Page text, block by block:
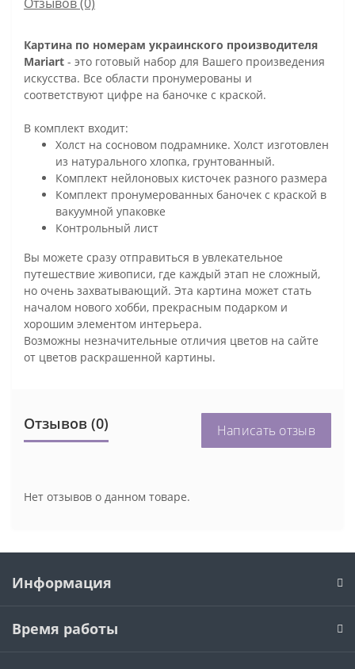
Картина по номерам украинского производителя
Mariart - это готовый набор для Вашего произведения
искусства. Все области пронумерованы и
соответствуют цифре на баночке с краской.
В комплект входит:
Холст на сосновом подрамнике. Холст изготовлен
из натурального хлопка, грунтованный.
Комплект нейлоновых кисточек разного размера
Комплект пронумерованных баночек с краской в
вакуумной упаковке
Контрольный лист
Вы можете сразу отправиться в увлекательное
путешествие живописи, где каждый этап не сложный,
но очень захватывающий. Эта картина может стать
началом нового хобби, прекрасным подарком и
хорошим элементом интерьера.
Возможны незначительные отличия цветов на сайте
от цветов раскрашенной картины.
Отзывов (0) Написать отзыв
Нет отзывов о данном товаре.
Информация
Время работы